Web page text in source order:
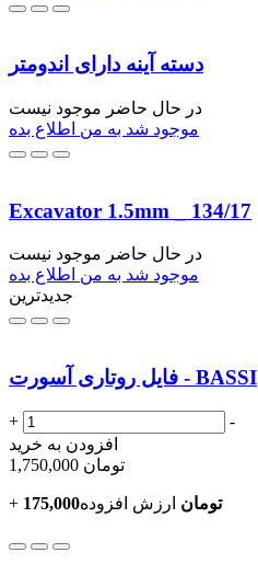
دسته آینه دارای اندومتر
در حال حاضر موجود نیست
موجود شد به من اطلاع بده
Excavator 1.5mm _ 134/17
در حال حاضر موجود نیست
موجود شد به من اطلاع بده
جدیدترین
فایل روتاری آسورت - BASSI
+
-
افزودن به خرید
1,750,000 تومان
+ 175,000تومان ارزش افزوده